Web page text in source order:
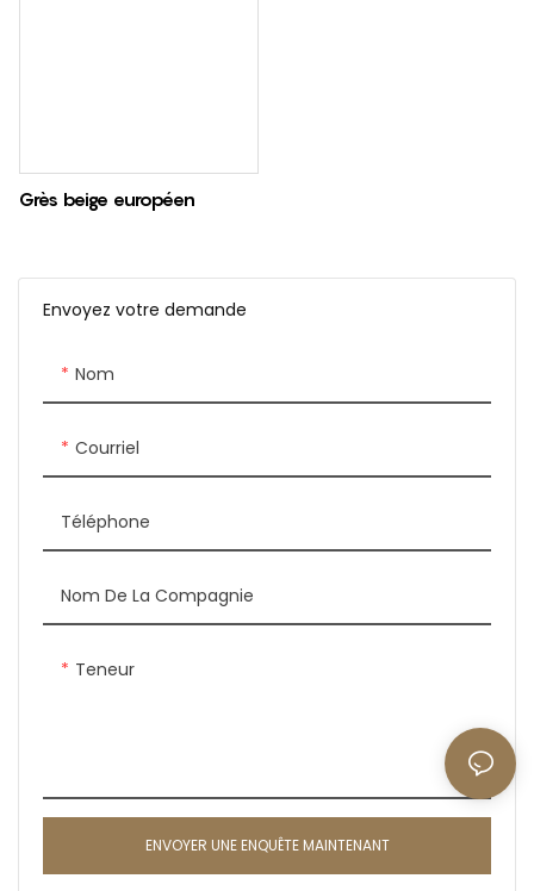
Envoyez votre demande
Nom
Courriel
Téléphone
Nom De La Compagnie
Teneur
ENVOYER UNE ENQUÊTE MAINTENANT
Grès beige européen